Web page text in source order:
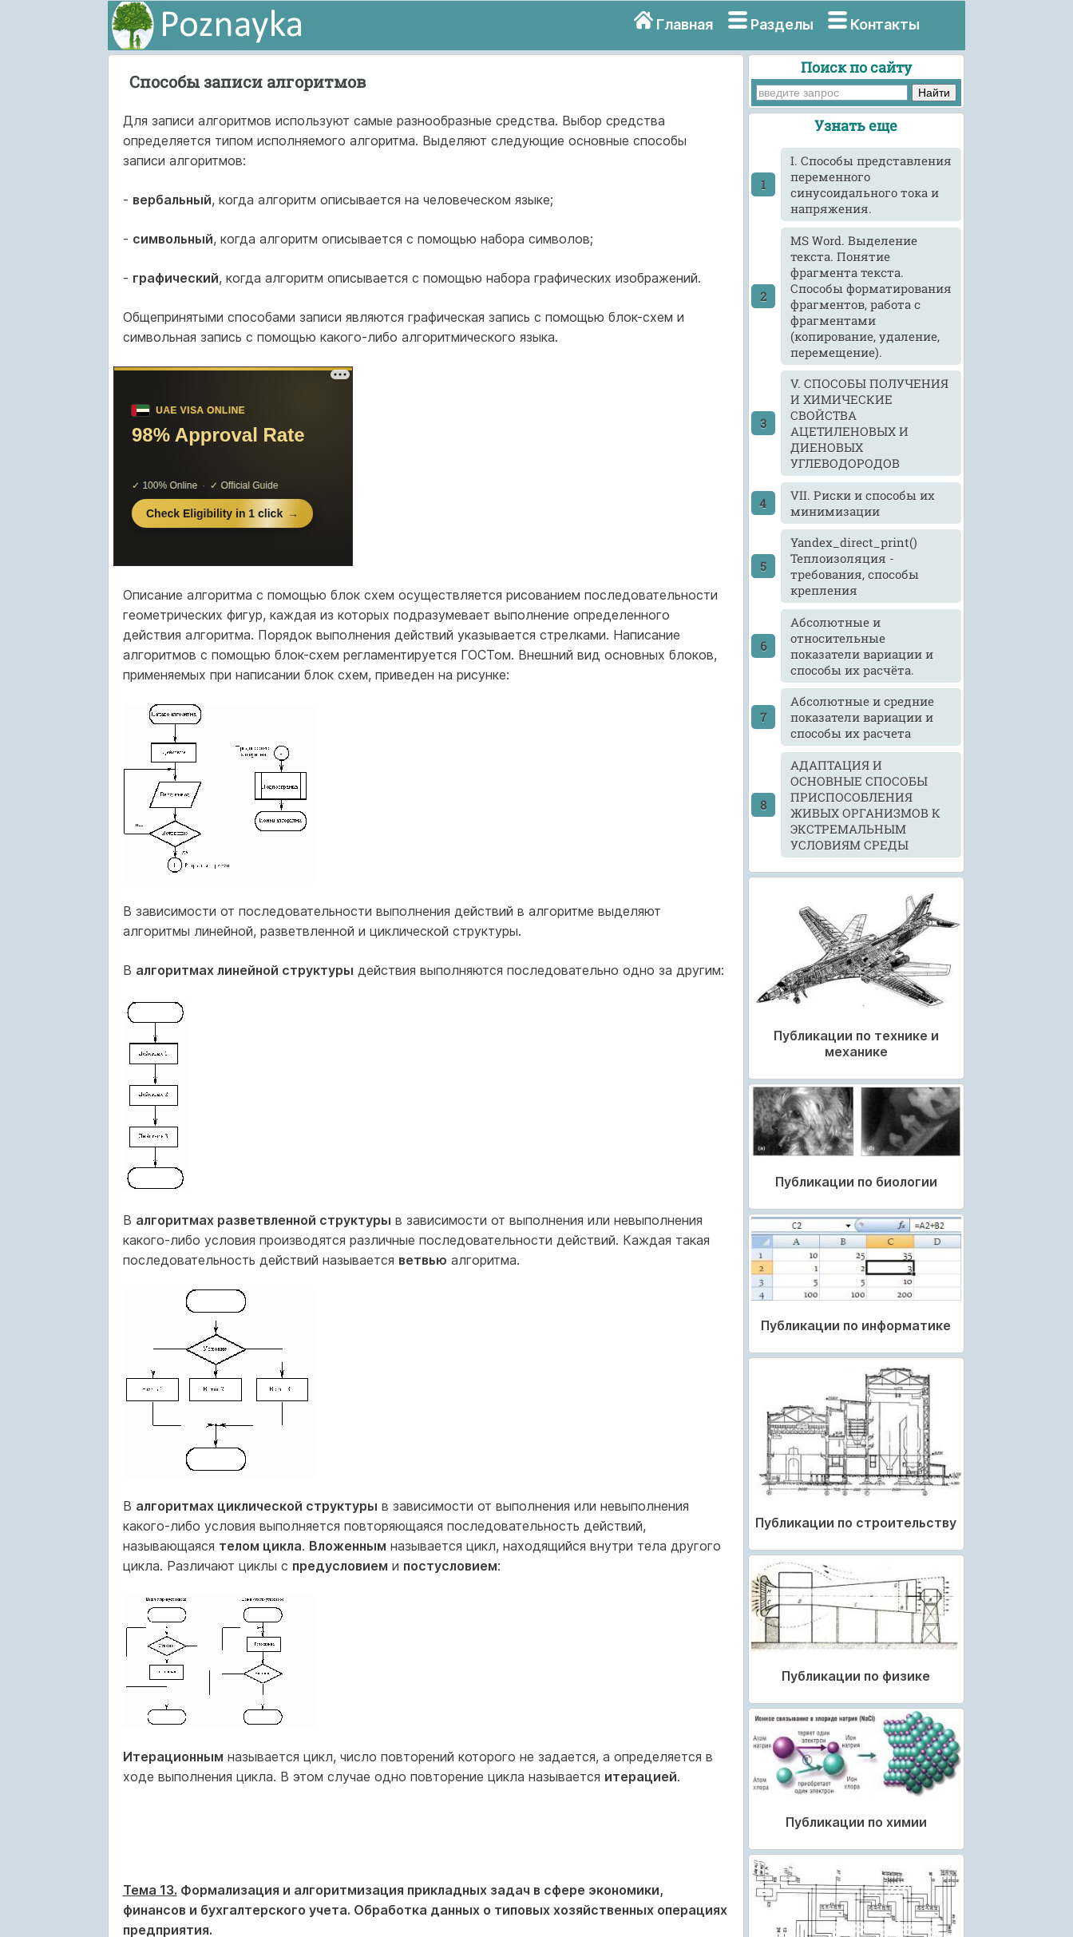
Главная Разделы Контакты
Способы записи алгоритмов
Для записи алгоритмов используют самые разнообразные средства. Выбор средства
определяется типом исполняемого алгоритма. Выделяют следующие основные способы
записи алгоритмов:
- вербальный, когда алгоритм описывается на человеческом языке;
- символьный, когда алгоритм описывается с помощью набора символов;
- графический, когда алгоритм описывается с помощью набора графических изображений.
Общепринятыми способами записи являются графическая запись с помощью блок-схем и
символьная запись с помощью какого-либо алгоритмического языка.
Описание алгоритма с помощью блок схем осуществляется рисованием последовательности
геометрических фигур, каждая из которых подразумевает выполнение определенного
действия алгоритма. Порядок выполнения действий указывается стрелками. Написание
алгоритмов с помощью блок-схем регламентируется ГОСТом. Внешний вид основных блоков,
применяемых при написании блок схем, приведен на рисунке:
В зависимости от последовательности выполнения действий в алгоритме выделяют
алгоритмы линейной, разветвленной и циклической структуры.
В алгоритмах линейной структуры действия выполняются последовательно одно за другим:
В алгоритмах разветвленной структуры в зависимости от выполнения или невыполнения
какого-либо условия производятся различные последовательности действий. Каждая такая
последовательность действий называется ветвью алгоритма.
В алгоритмах циклической структуры в зависимости от выполнения или невыполнения
какого-либо условия выполняется повторяющаяся последовательность действий,
называющаяся телом цикла. Вложенным называется цикл, находящийся внутри тела другого
цикла. Различают циклы с предусловием и постусловием:
Итерационным называется цикл, число повторений которого не задается, а определяется в
ходе выполнения цикла. В этом случае одно повторение цикла называется итерацией.
Тема 13. Формализация и алгоритмизация прикладных задач в сфере экономики,
финансов и бухгалтерского учета. Обработка данных о типовых хозяйственных операциях
предприятия.
Поиск по сайту
Узнать еще
I. Способы представления
переменного
синусоидального тока и
напряжения.
MS Word. Выделение
текста. Понятие
фрагмента текста.
Способы форматирования
фрагментов, работа с
фрагментами
(копирование, удаление,
перемещение).
V. СПОСОБЫ ПОЛУЧЕНИЯ
И ХИМИЧЕСКИЕ
СВОЙСТВА
АЦЕТИЛЕНОВЫХ И
ДИЕНОВЫХ
УГЛЕВОДОРОДОВ
VII. Риски и способы их
минимизации
Yandex_direct_print()
Теплоизоляция -
требования, способы
крепления
Абсолютные и
относительные
показатели вариации и
способы их расчёта.
Абсолютные и средние
показатели вариации и
способы их расчета
АДАПТАЦИЯ И
ОСНОВНЫЕ СПОСОБЫ
ПРИСПОСОБЛЕНИЯ
ЖИВЫХ ОРГАНИЗМОВ К
ЭКСТРЕМАЛЬНЫМ
УСЛОВИЯМ СРЕДЫ
Публикации по технике и
механике
Публикации по биологии
Публикации по информатике
Публикации по строительству
Публикации по физике
Публикации по химии